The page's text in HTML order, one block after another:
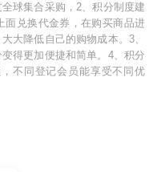
球集合采购，2、积分制度建
面兑换代金券，在购买商品进
大降低自己的购物成本。3、
得更加便捷和简单。4、积分
不同登记会员能享受不同优